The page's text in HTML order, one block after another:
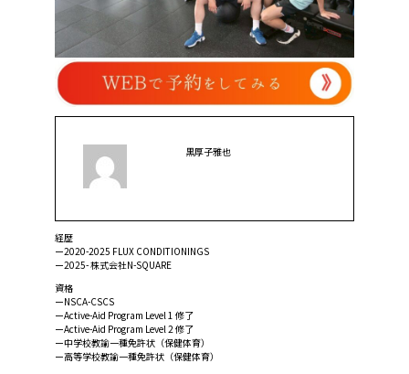
黒厚子雅也
経歴
ー2020-2025 FLUX CONDITIONINGS
ー2025- 株式会社N-SQUARE
資格
ーNSCA-CSCS
ーActive-Aid Program Level 1 修了
ーActive-Aid Program Level 2 修了
ー中学校教諭一種免許状（保健体育）
ー高等学校教諭一種免許状（保健体育）